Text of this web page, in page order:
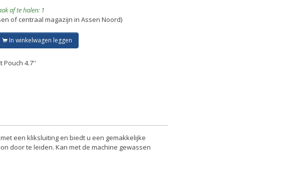
af te halen: 1
of centraal magazijn in Assen Noord)
In winkelwagen leggen
Pouch 4.7''
een kliksluiting en biedt u een gemakkelijke
door te leiden. Kan met de machine gewassen